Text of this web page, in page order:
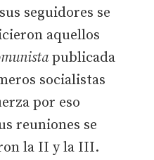
seguidores se
aquellos
publicada
socialistas
por eso
reuniones se
la II y la III.